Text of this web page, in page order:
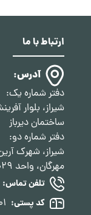
ارتباط با ما
آدرس:
دفتر شماره یک:
ساختمان دیرباز
دفتر شماره دو:
شیراز، شهرک
مهرگان، واحد 1029
تلفن تماس:
کد پستی: